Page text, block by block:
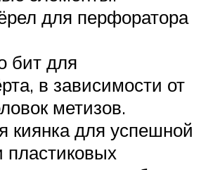
для перфоратора
бит для
в зависимости от
метизов.
киянка для успешной
пластиковых